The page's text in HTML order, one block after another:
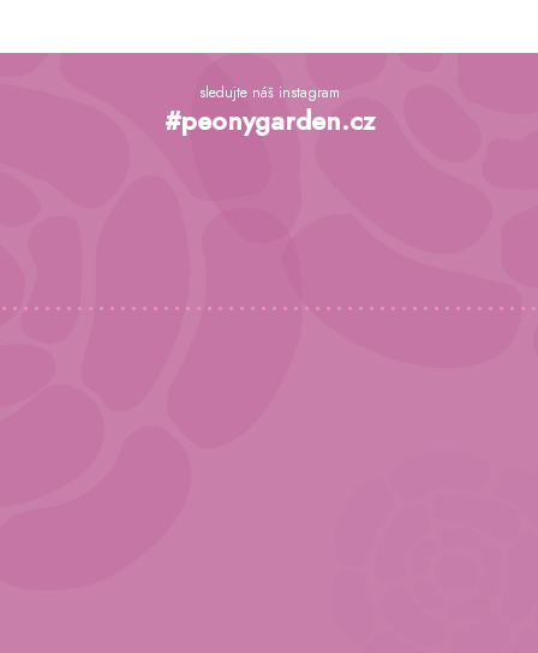
Z
sledujte náš instagram
#peonygarden.cz